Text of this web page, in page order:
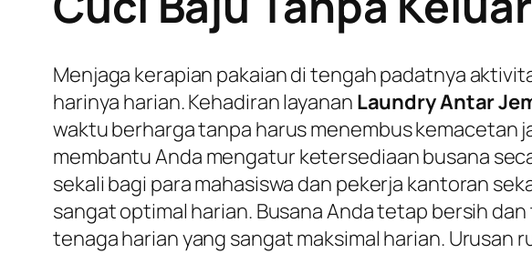
Menjaga kerapian pakaian di tengah padatnya
harinya harian. Kehadiran layanan Laundry Antar
waktu berharga tanpa harus menembus kemacetan
membantu Anda mengatur ketersediaan busana
sekali bagi para mahasiswa dan pekerja kantoran
sangat optimal harian. Busana Anda tetap bersih
tenaga harian yang sangat maksimal harian. Urusan